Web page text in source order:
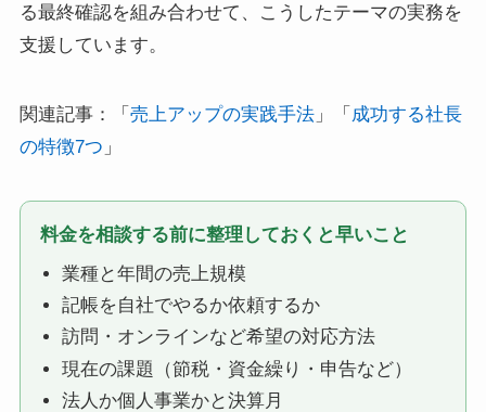
る最終確認を組み合わせて、こうしたテーマの実務を
支援しています。
関連記事：「 売上アップの実践手法」「 成功する社長
の特徴7つ 」
料金を相談する前に整理しておくと早いこと
業種と年間の売上規模
記帳を自社でやるか依頼するか
訪問・オンラインなど希望の対応方法
現在の課題（節税・資金繰り・申告など）
法人か個人事業かと決算月